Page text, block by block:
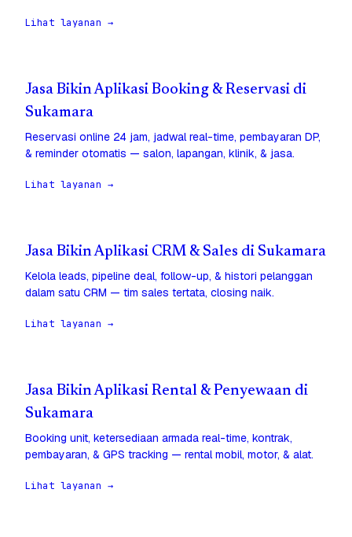
Lihat layanan →
Jasa Bikin Aplikasi Booking & Reservasi di
Sukamara
Reservasi online 24 jam, jadwal real-time, pembayaran DP,
& reminder otomatis — salon, lapangan, klinik, & jasa.
Lihat layanan →
Jasa Bikin Aplikasi CRM & Sales di Sukamara
Kelola leads, pipeline deal, follow-up, & histori pelanggan
dalam satu CRM — tim sales tertata, closing naik.
Lihat layanan →
Jasa Bikin Aplikasi Rental & Penyewaan di
Sukamara
Booking unit, ketersediaan armada real-time, kontrak,
pembayaran, & GPS tracking — rental mobil, motor, & alat.
Lihat layanan →